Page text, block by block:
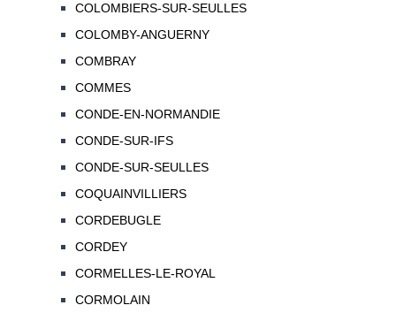
COLOMBIERS-SUR-SEULLES
COLOMBY-ANGUERNY
COMBRAY
COMMES
CONDE-EN-NORMANDIE
CONDE-SUR-IFS
CONDE-SUR-SEULLES
COQUAINVILLIERS
CORDEBUGLE
CORDEY
CORMELLES-LE-ROYAL
CORMOLAIN